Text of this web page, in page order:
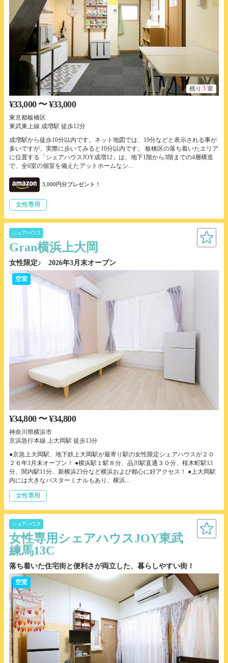
残り 3 室
¥33,000 〜 ¥33,000
東京都板橋区
東武東上線 成増駅 徒歩12分
成増駅から徒歩10分以内です。ネット地図では、19分などと表示される事が
多いですが、実際に歩いてみると10分以内です。 板橋区の落ち着いたエリア
に位置する「シェアハウスJOY成増12」は、地下1階から3階までの4層構造
で、全6室の個室を備えたアットホームなシ...
3,000円分プレゼント！
女性専用
シェアハウス
Gran横浜上大岡
女性限定♪ 2026年3月末オープン
空室
¥34,800 〜 ¥34,800
神奈川県横浜市
京浜急行本線 上大岡駅 徒歩13分
●京急上大岡駅、地下鉄上大岡駅が最寄り駅の女性限定シェアハウスが２０
２６年3月末オープン！ ●横浜駅１駅８分、品川駅直通３０分、桜木町駅13
分、関内駅11分、新横浜23分など横浜および都心に好アクセス！ ●上大岡駅
内には大きなバスターミナルもあり、横浜...
女性専用
シェアハウス
女性専用シェアハウスJOY東武
練馬13C
落ち着いた住宅街と便利さが両立した、暮らしやすい街！
空室